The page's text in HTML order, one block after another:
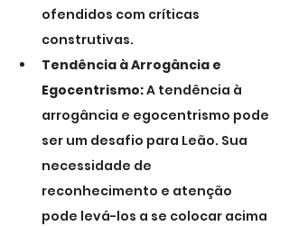
ofendidos com críticas
construtivas.
Tendência à Arrogância e
Egocentrismo: A tendência à
arrogância e egocentrismo pode
ser um desafio para Leão. Sua
necessidade de
reconhecimento e atenção
pode levá-los a se colocar acima